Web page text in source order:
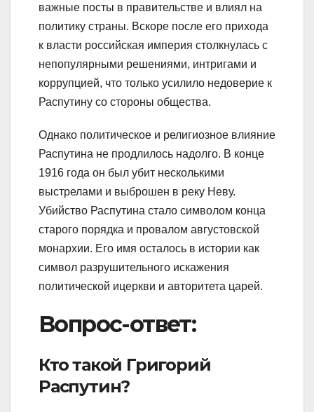
важные посты в правительстве и влиял на
политику страны. Вскоре после его прихода
к власти российская империя столкнулась с
непопулярными решениями, интригами и
коррупцией, что только усилило недоверие к
Распутину со стороны общества.
Однако политическое и религиозное влияние
Распутина не продлилось надолго. В конце
1916 года он был убит несколькими
выстрелами и выброшен в реку Неву.
Убийство Распутина стало символом конца
старого порядка и провалом августовской
монархии. Его имя осталось в истории как
символ разрушительного искажения
политической ицеркви и авторитета царей.
Вопрос-ответ:
Кто такой Григорий
Распутин?